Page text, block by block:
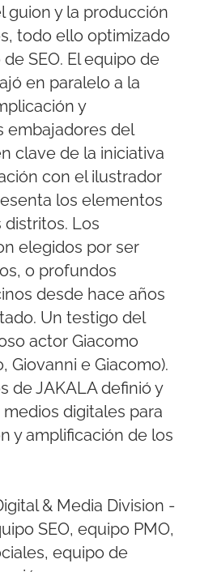
guion y la producción
todo ello optimizado
SEO. El equipo de
en paralelo a la
y
embajadores del
clave de la iniciativa
con el ilustrador
los elementos
distritos. Los
elegidos por ser
o profundos
desde hace años
Un testigo del
actor Giacomo
Giovanni e Giacomo).
de JAKALA definió y
digitales para
y amplificación de los
& Media Division -
SEO, equipo PMO,
equipo de